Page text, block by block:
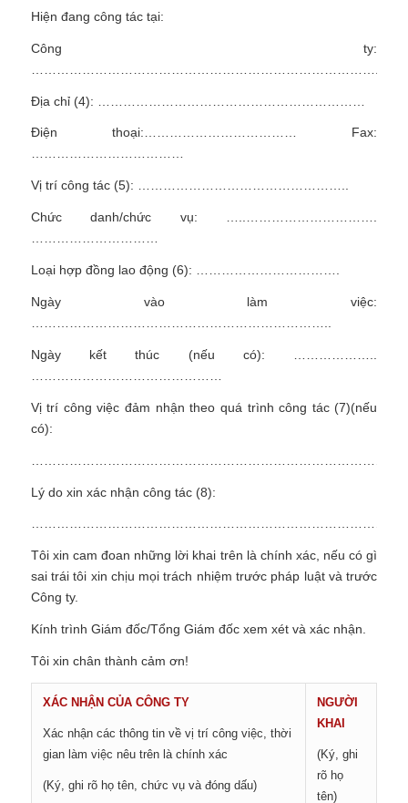
Hiện đang công tác tại:
Công ty:
Địa chỉ (4): ………………………………………………………
Điện thoại:……………………………… Fax:
………………………………
Vị trí công tác (5): …………………………………………..
Chức danh/chức vụ: …..………………………….
…………………………
Loại hợp đồng lao động (6): …………………………….
Ngày vào làm việc:
Ngày kết thúc (nếu có): ………………..
Vị trí công việc đảm nhận theo quá trình công tác (7)(nếu
có):
Lý do xin xác nhận công tác (8):
Tôi xin cam đoan những lời khai trên là chính xác, nếu có gì
sai trái tôi xin chịu mọi trách nhiệm trước pháp luật và trước
Công ty.
Kính trình Giám đốc/Tổng Giám đốc xem xét và xác nhận.
Tôi xin chân thành cảm ơn!
XÁC NHẬN CỦA CÔNG TY
Xác nhận các thông tin về vị trí công việc, thời
gian làm việc nêu trên là chính xác
(Ký, ghi rõ họ tên, chức vụ và đóng dấu)
NGƯỜI
KHAI
(Ký, ghi
rõ họ
tên)